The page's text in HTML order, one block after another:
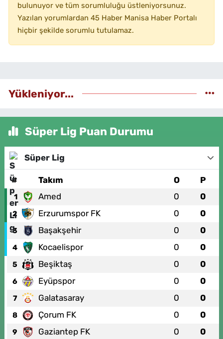
bulunuyor ve tüm sorumluluğu üstleniyorsunuz.
Yazılan yorumlardan 45 Haber Manisa Haber Portalı
hiçbir şekilde sorumlu tutulamaz.
Yükleniyor...
Süper Lig Puan Durumu
Süper Lig
# Takım O P
1 Amed 0 0
2 Erzurumspor FK 0 0
3 Başakşehir 0 0
4 Kocaelispor 0 0
5 Beşiktaş 0 0
6 Eyüpspor 0 0
7 Galatasaray 0 0
8 Çorum FK 0 0
9 Gaziantep FK 0 0